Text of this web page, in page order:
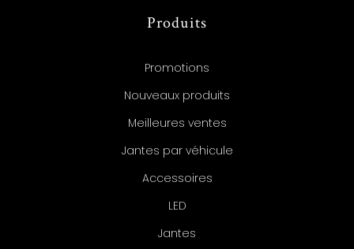
Produits
Promotions
Nouveaux produits
Meilleures ventes
Jantes par véhicule
Accessoires
LED
Jantes